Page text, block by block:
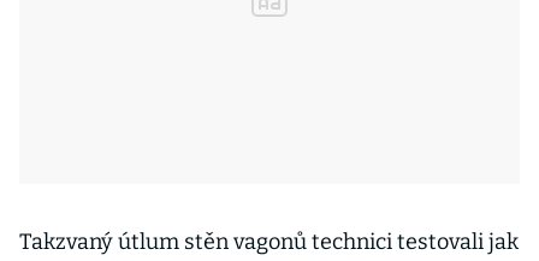
Takzvaný útlum stěn vagonů technici testovali jak